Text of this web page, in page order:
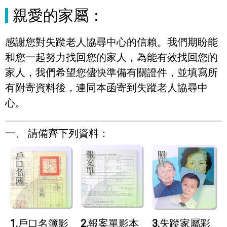
親愛的家屬：
感謝您對失蹤老人協尋中心的信賴。我們期盼能
和您一起努力找回您的家人，為能有效找回您的
家人，我們希望您儘快準備有關證件，並填寫所
有附寄資料後，連同本函寄到失蹤老人協尋中
心。
一、 請備齊下列資料：
1.戶口名簿影 2.報案單影本 3.失蹤家屬彩